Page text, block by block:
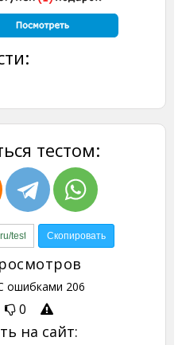
тестом:
ошибками 206
0
на сайт: